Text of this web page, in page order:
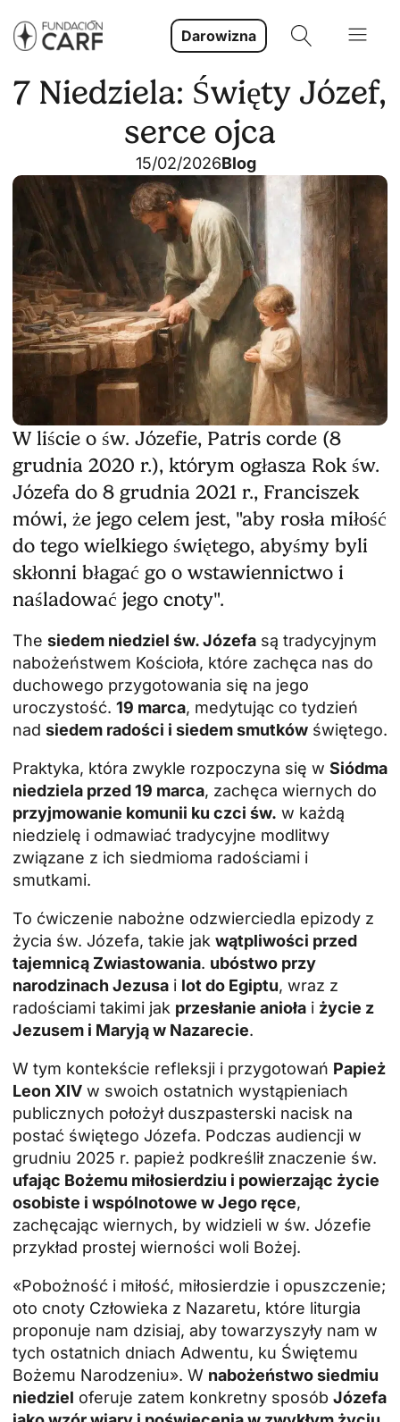
Darowizna
7 Niedziela: Święty Józef,
serce ojca
15/02/2026Blog
W liście o św. Józefie, Patris corde (8
grudnia 2020 r.), którym ogłasza Rok św.
Józefa do 8 grudnia 2021 r., Franciszek
mówi, że jego celem jest, "aby rosła miłość
do tego wielkiego świętego, abyśmy byli
skłonni błagać go o wstawiennictwo i
naśladować jego cnoty".
The siedem niedziel św. Józefa są tradycyjnym
nabożeństwem Kościoła, które zachęca nas do
duchowego przygotowania się na jego
uroczystość. 19 marca, medytując co tydzień
nad siedem radości i siedem smutków świętego.
Praktyka, która zwykle rozpoczyna się w Siódma
niedziela przed 19 marca, zachęca wiernych do
przyjmowanie komunii ku czci św. w każdą
niedzielę i odmawiać tradycyjne modlitwy
związane z ich siedmioma radościami i
smutkami.
To ćwiczenie nabożne odzwierciedla epizody z
życia św. Józefa, takie jak wątpliwości przed
tajemnicą Zwiastowania. ubóstwo przy
narodzinach Jezusa i lot do Egiptu, wraz z
radościami takimi jak przesłanie anioła i życie z
Jezusem i Maryją w Nazarecie.
W tym kontekście refleksji i przygotowań Papież
Leon XIV w swoich ostatnich wystąpieniach
publicznych położył duszpasterski nacisk na
postać świętego Józefa. Podczas audiencji w
grudniu 2025 r. papież podkreślił znaczenie św.
ufając Bożemu miłosierdziu i powierzając życie
osobiste i wspólnotowe w Jego ręce,
zachęcając wiernych, by widzieli w św. Józefie
przykład prostej wierności woli Bożej.
«Pobożność i miłość, miłosierdzie i opuszczenie;
oto cnoty Człowieka z Nazaretu, które liturgia
proponuje nam dzisiaj, aby towarzyszyły nam w
tych ostatnich dniach Adwentu, ku Świętemu
Bożemu Narodzeniu». W nabożeństwo siedmiu
niedziel oferuje zatem konkretny sposób Józefa